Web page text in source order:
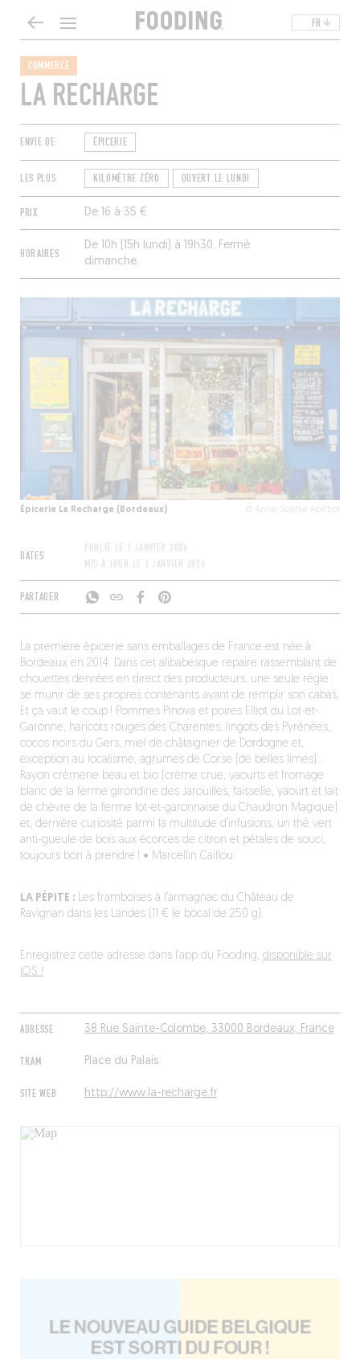
FR
COMMERCE
LA RECHARGE
ENVIE DE ÉPICERIE
LES PLUS KILOMÈTRE ZÉRO OUVERT LE LUNDI
PRIX De 16 à 35 €
HORAIRES
De 10h (15h lundi) à 19h30. Fermé
dimanche.
Épicerie La Recharge (Bordeaux) © Anne-Sophie Abitbol
DATES
PUBLIÉ LE
1 JANVIER 2026
MIS À JOUR LE
1 JANVIER 2026
PARTAGER
ADRESSE 38 Rue Sainte-Colombe, 33000 Bordeaux, France
TRAM Place du Palais
SITE WEB http://www.la-recharge.fr
La première épicerie sans emballages de France est née à
Bordeaux en 2014. Dans cet alibabesque repaire rassemblant de
chouettes denrées en direct des producteurs, une seule règle :
se munir de ses propres contenants avant de remplir son cabas.
Et ça vaut le coup ! Pommes Pinova et poires Elliot du Lot-et-
Garonne, haricots rouges des Charentes, lingots des Pyrénées,
cocos noirs du Gers, miel de châtaignier de Dordogne et,
exception au localisme, agrumes de Corse (de belles limes)…
Rayon crèmerie beau et bio (crème crue, yaourts et fromage
blanc de la ferme girondine des Jarouilles, faisselle, yaourt et lait
de chèvre de la ferme lot-et-garonnaise du Chaudron Magique)
et, dernière curiosité parmi la multitude d’infusions, un thé vert
anti-gueule de bois aux écorces de citron et pétales de souci,
toujours bon à prendre ! • Marcellin Caillou
LA PÉPITE :Les framboises à l’armagnac du Château de
Ravignan dans les Landes (11 € le bocal de 250 g).
Enregistrez cette adresse dans l’app du Fooding, disponible sur
iOS !